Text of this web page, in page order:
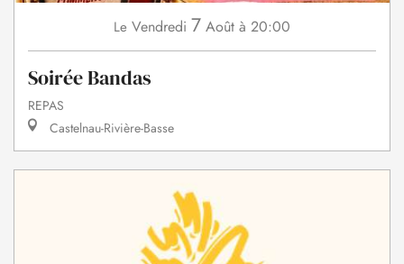
Le Vendredi 7 Août à 20:00
Soirée Bandas
REPAS
Castelnau-Rivière-Basse